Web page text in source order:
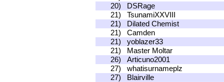
20)
DSRage
21)
TsunamiXXVIII
21)
Dilated Chemist
21)
Camden
21)
yoblazer33
21)
Master Moltar
26)
Articuno2001
27)
whatisurnameplz
27)
Blairville